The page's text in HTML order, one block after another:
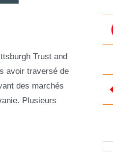
Trust and
avoir traversé de
des marchés
Plusieurs